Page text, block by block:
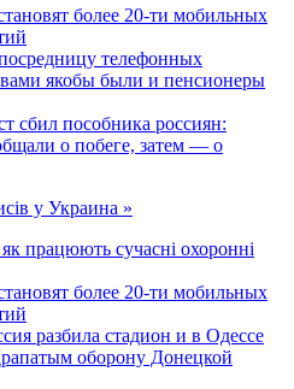
более 20-ти мобильных
телефонных
якобы были и пенсионеры
сбил пособника россиян:
о побеге, затем — о
у Украина »
працюють сучасні охоронні
более 20-ти мобильных
разбила стадион и в Одессе
оборону Донецкой